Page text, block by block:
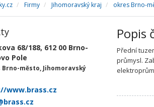
Firmy Jihomoravský kraj okres Brno-
Popis
Přední
průmysl.
68/188, 612 00 Brno-
Pole
Brno-město, Jihomoravský
www.brass.cz